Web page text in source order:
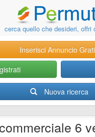
cerca quello che desideri, offri
Inserisci Annuncio
Nuova ricerca
6